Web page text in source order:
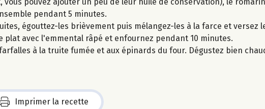
pendant 5 minutes.
égouttez-les brièvement puis mélangez-les à la farce et versez
plat avec l'emmental râpé et enfournez pendant 10 minutes.
farfalles à la truite fumée et aux épinards du four. Dégustez bien
Imprimer la recette